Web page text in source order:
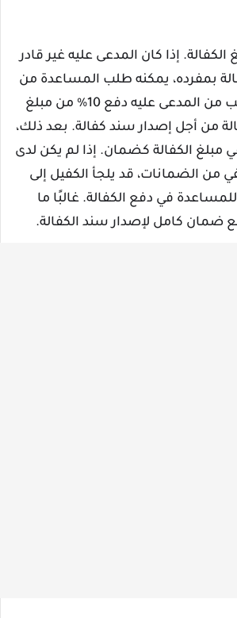
إذا كان المدعى عليه غير قادر
بمفرده، يمكنه طلب المساعدة من
كفيل. عادةً ما يُطلب من المدعى عليه دفع 10% من مبلغ
من أجل إصدار سند كفالة. بعد ذلك،
مبلغ الكفالة كضمان. إذا لم يكن لدى
من الضمانات، قد يلجأ الكفيل إلى
للمساعدة في دفع الكفالة. غالبًا ما
ضمان كامل لإصدار سند الكفالة.